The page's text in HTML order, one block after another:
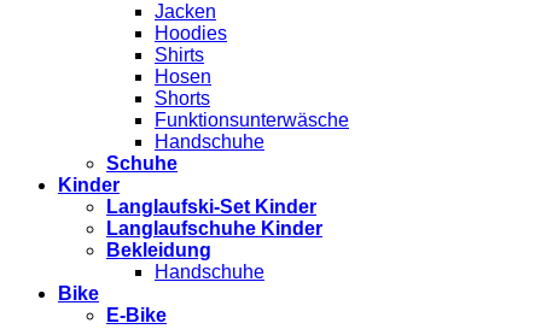
Jacken
Hoodies
Shirts
Hosen
Shorts
Funktionsunterwäsche
Handschuhe
Schuhe
Kinder
Langlaufski-Set Kinder
Langlaufschuhe Kinder
Bekleidung
Handschuhe
Bike
E-Bike